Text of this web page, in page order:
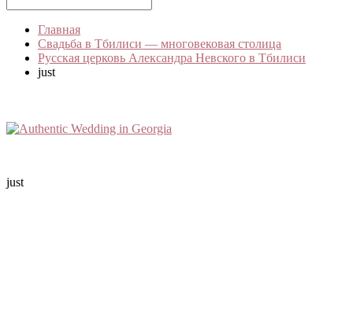
Главная
Свадьба в Тбилиси — многовековая столица
Русская церковь Александра Невского в Тбилиси
just
just